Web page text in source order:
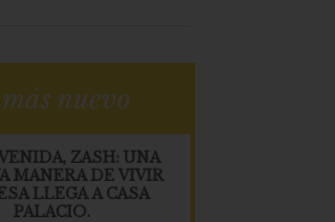
nuevo
ZASH: UNA
MANERA DE VIVIR
LLEGA A CASA
PALACIO.